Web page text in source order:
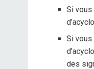
Si vous
Si vous
des